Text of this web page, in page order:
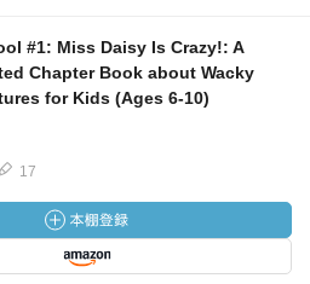
#1: Miss Daisy Is Crazy!: A
Chapter Book about Wacky
for Kids (Ages 6-10)
17